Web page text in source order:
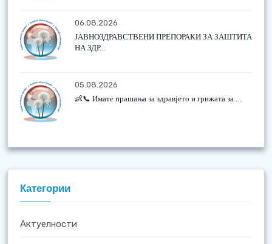
06.08.2026
ЈАВНОЗДРАВСТВЕНИ ПРЕПОРАКИ ЗА ЗАШТИТА
НА ЗДР...
05.08.2026
👶📞 Имате прашања за здравјето и грижата за ...
Категории
Актуелности